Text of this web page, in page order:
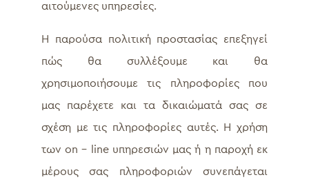
αιτούμενες υπηρεσίες.
Η παρούσα πολιτική προστασίας επεξηγεί
πώς θα συλλέξουμε και θα
χρησιμοποιήσουμε τις πληροφορίες που
μας παρέχετε και τα δικαιώματά σας σε
σχέση με τις πληροφορίες αυτές. Η χρήση
των on – line υπηρεσιών μας ή η παροχή εκ
μέρους σας πληροφοριών συνεπάγεται